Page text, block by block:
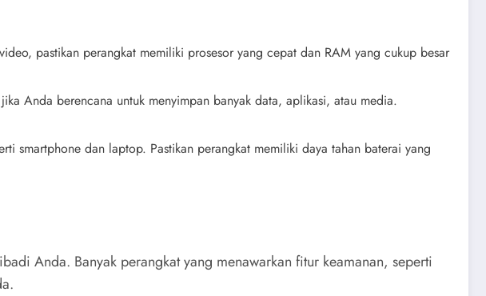
pastikan perangkat memiliki prosesor yang cepat dan RAM yang cukup besar
Anda berencana untuk menyimpan banyak data, aplikasi, atau media.
smartphone dan laptop. Pastikan perangkat memiliki daya tahan baterai yang
Anda. Banyak perangkat yang menawarkan fitur keamanan, seperti